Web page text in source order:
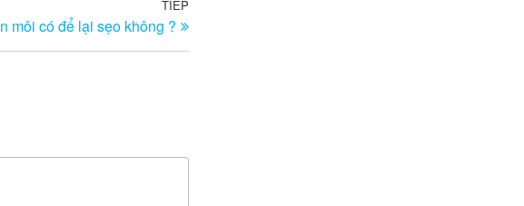
Bài
tiếp
theo
TIẾP
môi có để lại sẹo không ?